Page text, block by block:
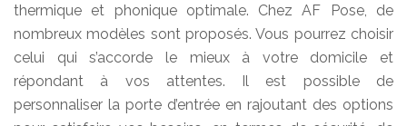
thermique et phonique optimale. Chez AF Pose, de
nombreux modèles sont proposés. Vous pourrez choisir
celui qui s’accorde le mieux à votre domicile et
répondant à vos attentes. Il est possible de
personnaliser la porte d’entrée en rajoutant des options